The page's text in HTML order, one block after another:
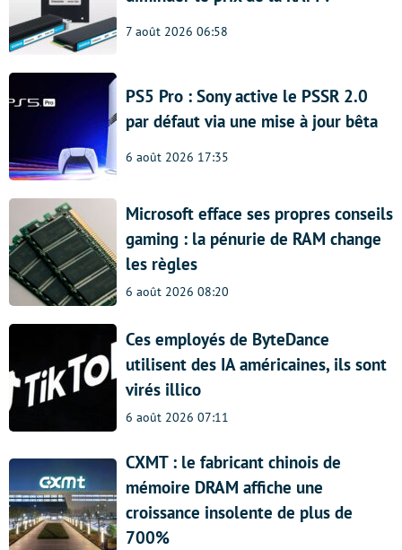
7 août 2026 06:58
PS5 Pro : Sony active le PSSR 2.0
par défaut via une mise à jour bêta
6 août 2026 17:35
Microsoft efface ses propres conseils
gaming : la pénurie de RAM change
les règles
6 août 2026 08:20
Ces employés de ByteDance
utilisent des IA américaines, ils sont
virés illico
6 août 2026 07:11
CXMT : le fabricant chinois de
mémoire DRAM affiche une
croissance insolente de plus de
700%